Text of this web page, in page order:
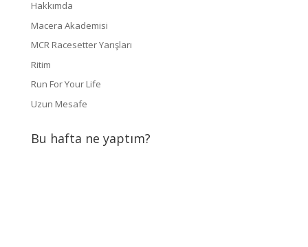
Hakkımda
Macera Akademisi
MCR Racesetter Yarışları
Ritim
Run For Your Life
Uzun Mesafe
Bu hafta ne yaptım?